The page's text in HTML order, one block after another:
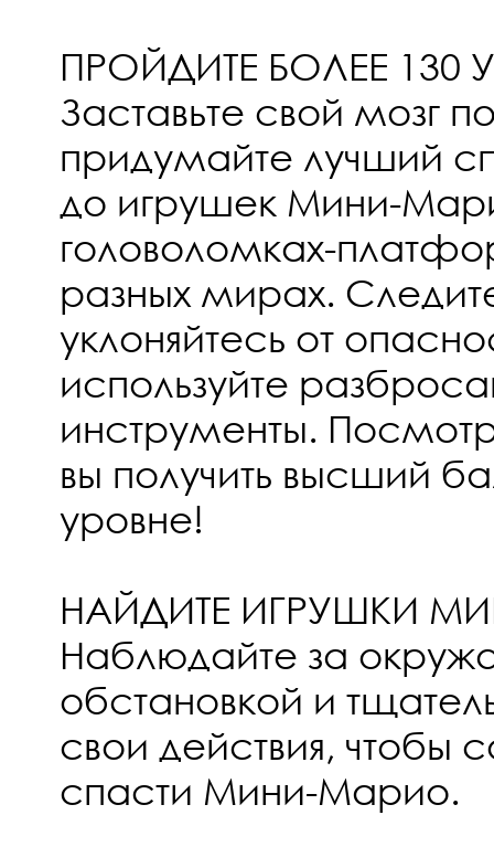
ПРОЙДИТЕ БОЛЕЕ 130
Заставьте свой мозг
придумайте лучший
до игрушек Мини-
головоломках-
разных мирах.
уклоняйтесь от
используйте
инструменты.
вы получить высший
уровне!
НАЙДИТЕ ИГРУШКИ
Наблюдайте за
обстановкой и
свои действия, чтобы
спасти Мини-Марио.